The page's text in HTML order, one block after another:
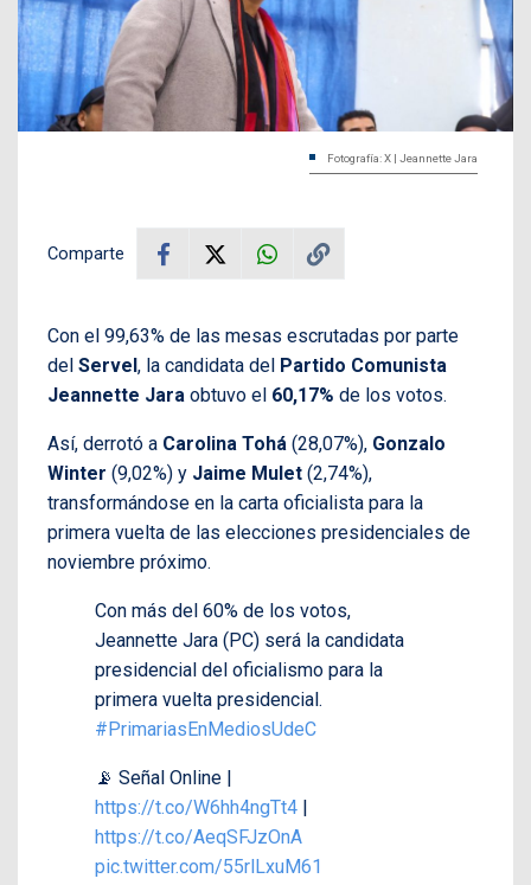
Fotografía: X | Jeannette Jara
Comparte
Con el 99,63% de las mesas escrutadas por parte
del Servel , la candidata del Partido Comunista
Jeannette Jara obtuvo el 60,17% de los votos.
Así, derrotó a Carolina Tohá (28,07%), Gonzalo
Winter (9,02%) y Jaime Mulet (2,74%),
transformándose en la carta oficialista para la
primera vuelta de las elecciones presidenciales de
noviembre próximo.
Con más del 60% de los votos,
Jeannette Jara (PC) será la candidata
presidencial del oficialismo para la
primera vuelta presidencial.
#PrimariasEnMediosUdeC
📡 Señal Online |
https://t.co/W6hh4ngTt4
https://t.co/AeqSFJzOnA
pic.twitter.com/55rlLxuM61